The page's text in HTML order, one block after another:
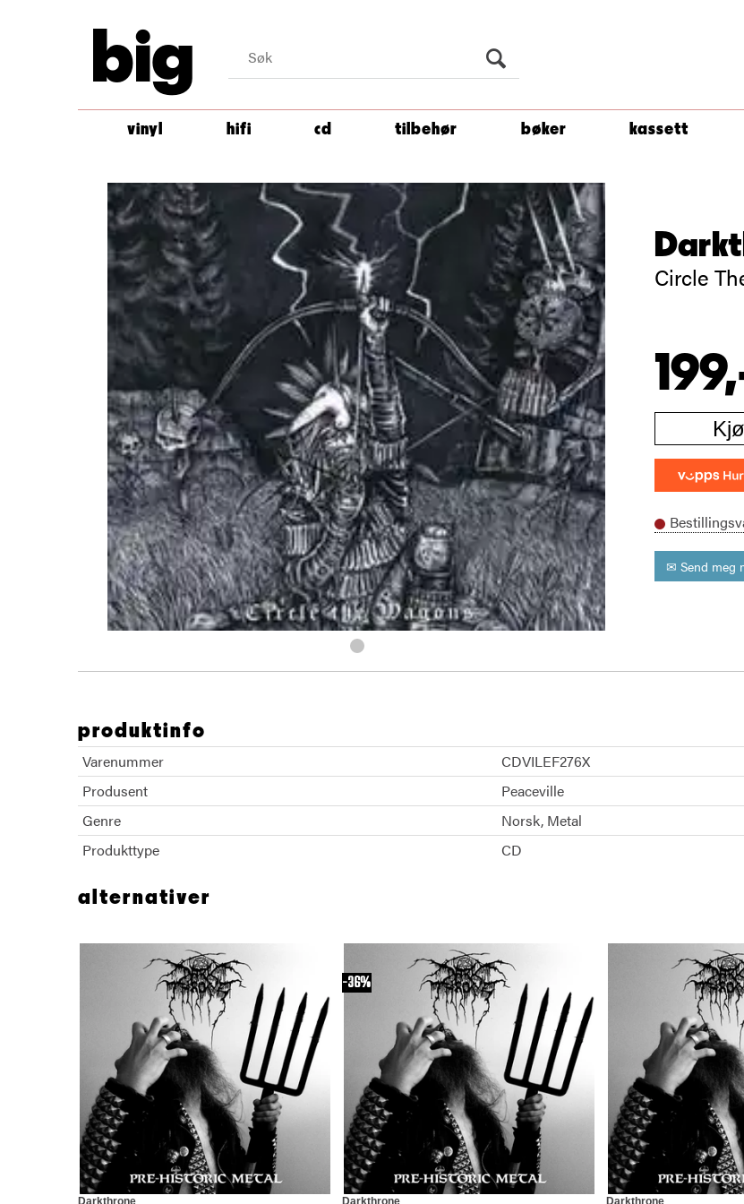
big
vinyl hifi cd tilbehør bøker kassett
Circle
✉ Send meg
produktinfo
Varenummer
CDVILEF276X
Produsent
Peaceville
Genre
Norsk Metal
Produkttype
CD
alternativer
Darkthrone
36%
Darkthrone Darkthrone